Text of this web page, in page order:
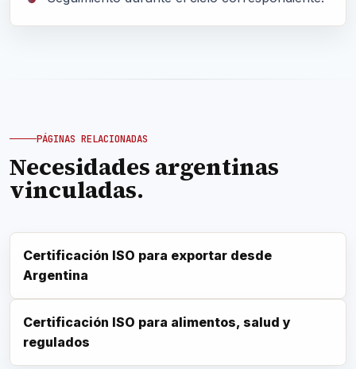
PÁGINAS RELACIONADAS
Necesidades argentinas
vinculadas.
Certificación ISO para exportar desde
Argentina
Certificación ISO para alimentos, salud y
regulados